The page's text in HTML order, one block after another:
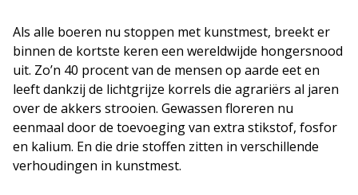
Als alle boeren nu stoppen met kunstmest, breekt er
binnen de kortste keren een wereldwijde hongersnood
uit. Zo’n 40 procent van de mensen op aarde eet en
leeft dankzij de lichtgrijze korrels die agrariërs al jaren
over de akkers strooien. Gewassen floreren nu
eenmaal door de toevoeging van extra stikstof, fosfor
en kalium. En die drie stoffen zitten in verschillende
verhoudingen in kunstmest.